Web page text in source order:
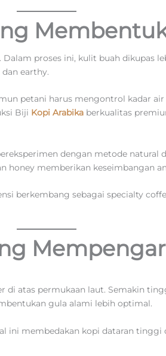
proses ini, kulit buah dikupas
earthy.
petani harus mengontrol kadar
Biji Kopi Arabika berkualitas
dengan metode natural
honey memberikan keseimbangan
berkembang sebagai specialty
di atas permukaan laut. Semakin
gula alami lebih optimal.
ini membedakan kopi dataran tinggi